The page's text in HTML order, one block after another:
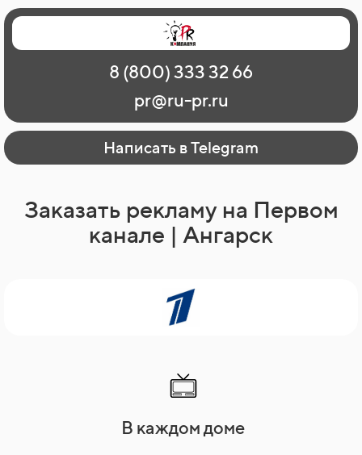
Главная
Наши работы
О рекламе
Регионы
Контакты
8 (800) 333 32 66
pr@ru-pr.ru
Написать в Telegram
Заказать рекламу на Первом
канале | Ангарск
В каждом доме